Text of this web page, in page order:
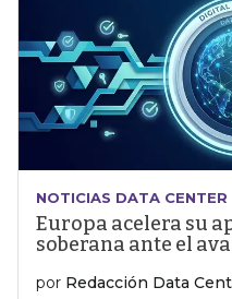
NOTICIAS DATA CENTER
Europa acelera su
soberana ante el
por Redacción Data